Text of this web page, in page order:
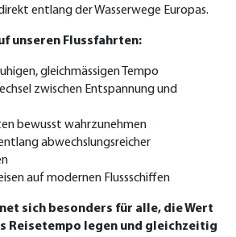
entlang der Wasserwege Europas.
unseren Flussfahrten:
gleichmässigen Tempo
zwischen Entspannung und
bewusst wahrzunehmen
abwechslungsreicher
auf modernen Flussschiffen
sich besonders für alle, die Wert
Reisetempo legen und gleichzeitig